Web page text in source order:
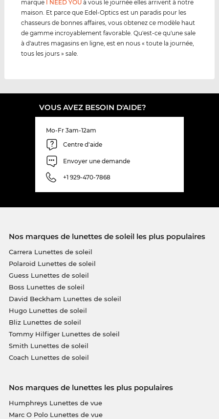
marque I NEED YOU à vous le journée elles arrivent à notre
maison. Et parce que Edel-Optics est un paradis pour les
chasseurs de bonnes affaires, vous obtenez ce modèle haut
de gamme incroyablement favorable. Qu'est-ce qu'une sale
à d'autres magasins en ligne, est en nous « toute la journée,
tous les jours » sale.
VOUS AVEZ BESOIN D'AIDE?
Mo-Fr 3am-12am
Centre d'aide
Envoyer une demande
+1 929-470-7868
Nos marques de lunettes de soleil les plus populaires
Carrera Lunettes de soleil
Polaroid Lunettes de soleil
Guess Lunettes de soleil
Boss Lunettes de soleil
David Beckham Lunettes de soleil
Hugo Lunettes de soleil
Bliz Lunettes de soleil
Tommy Hilfiger Lunettes de soleil
Smith Lunettes de soleil
Coach Lunettes de soleil
Nos marques de lunettes les plus populaires
Humphreys Lunettes de vue
Marc O Polo Lunettes de vue